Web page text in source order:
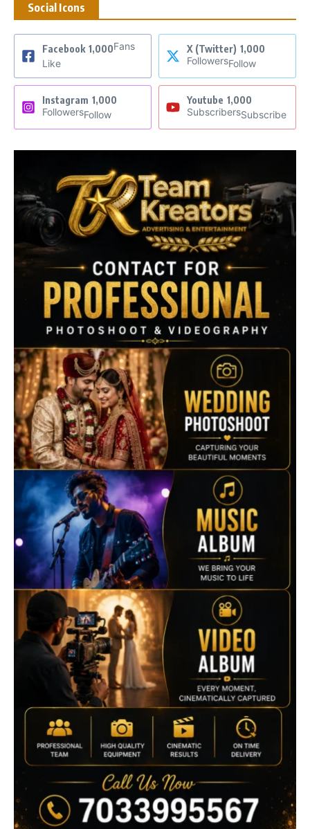
Social Icons
Facebook 1,000Fans
Like
X (Twitter) 1,000
FollowersFollow
Instagram 1,000
FollowersFollow
Youtube 1,000
SubscribersSubscribe